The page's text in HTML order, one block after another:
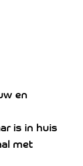
en
is in huis
met